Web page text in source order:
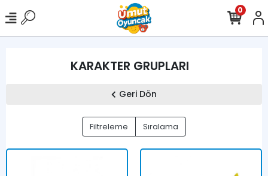
0
KARAKTER GRUPLARI
Geri Dön
Filtreleme Sıralama